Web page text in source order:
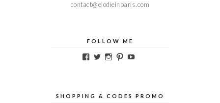
contact@elodieinparis.com
FOLLOW ME
Voir
sur
Voir
sur
Voir
sur
Voir
sur sur
SHOPPING & CODES PROMO